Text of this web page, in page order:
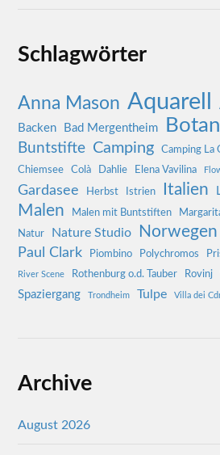
Schlagwörter
Anna Mason Aquarell
Backen
Bad Mergentheim
Buntstifte Camping Camping La
Chiemsee Colà Dahlie Elena Vavilina
Gardasee Herbst Istrien Italien
Malen Malen mit Buntstiften
Natur Nature Studio Norwegen
Paul Clark Piombino Polychromos
River Scene Rothenburg o.d. Tauber Rovinj
Spaziergang Trondheim Tulpe Villa dei
Archive
August 2026